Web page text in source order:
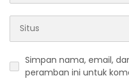
Simpan nama, email,
peramban ini untuk